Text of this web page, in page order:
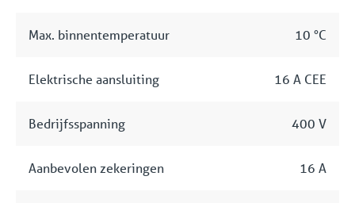
Max. binnentemperatuur 10 °C
Elektrische aansluiting 16 A CEE
Bedrijfsspanning 400 V
Aanbevolen zekeringen 16 A